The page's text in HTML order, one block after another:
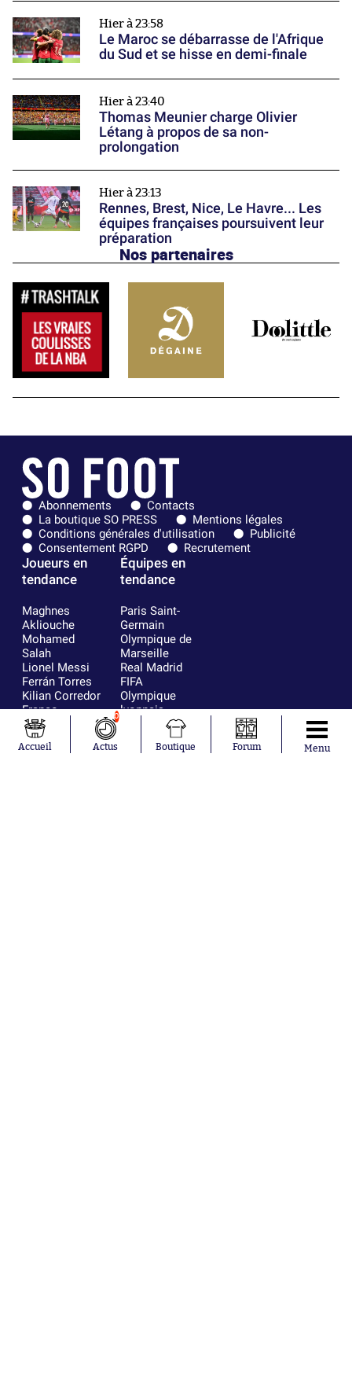
Hier à 23:58
Le Maroc se débarrasse de l'Afrique
du Sud et se hisse en demi-finale
Hier à 23:40
Thomas Meunier charge Olivier
Létang à propos de sa non-
prolongation
Hier à 23:13
Rennes, Brest, Nice, Le Havre... Les
équipes françaises poursuivent leur
préparation
Nos partenaires
Abonnements
Contacts
La boutique SO PRESS
Mentions légales
Conditions générales d'utilisation
Publicité
Consentement RGPD
Recrutement
Joueurs en
tendance
Maghnes
Akliouche
Mohamed
Salah
Lionel Messi
Ferrán Torres
Kilian Corredor
Franco
Mastantuono
Orel Mangala
Rio Mavuba
Équipes en
tendance
Paris Saint-
Germain
Olympique de
Marseille
Real Madrid
FIFA
Olympique
lyonnais
AS Monaco
FC Barcelone
Argentine
Accueil
0
Actus Boutique Forum Menu